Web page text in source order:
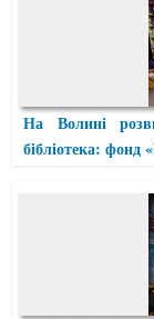
На Волині
бібліотека: фонд